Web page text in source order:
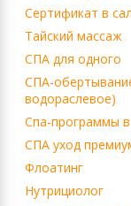
Сертификат в
Тайский массаж
СПА для одного
СПА-
водораслевое)
Cпа-программы
СПА уход
Флоатинг
Нутрициолог